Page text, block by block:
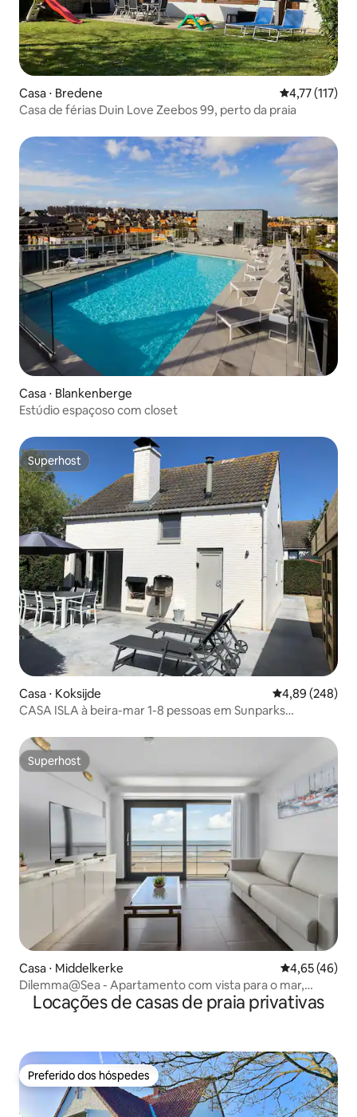
Casa ⋅ Bredene 4,77 de uma
4,77 (117)
Casa de férias Duin Love Zeebos 99, perto da praia
Casa ⋅ Blankenberge
Estúdio espaçoso com closet
Superhost
Superhost
Casa ⋅ Koksijde 4,89 de uma
4,89 (248)
CASA ISLA à beira-mar 1-8 pessoas em Sunparks
Superhost
Superhost
Casa ⋅ Middelkerke 4,65 de uma
4,65 (46)
Dilemma@Sea - Apartamento com vista para o mar,
terraço e piscina
Locações de casas de praia privativas
Preferido dos hóspedes
Preferido dos hóspedes